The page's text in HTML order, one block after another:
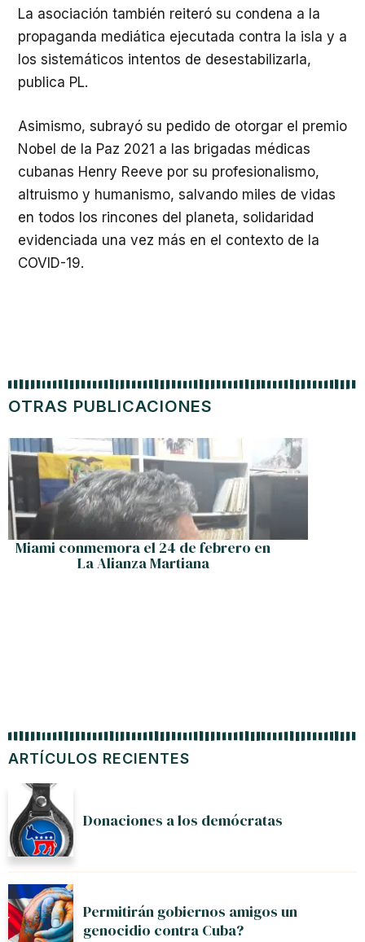
La asociación también reiteró su condena a la
propaganda mediática ejecutada contra la isla y a
los sistemáticos intentos de desestabilizarla,
publica PL.
Asimismo, subrayó su pedido de otorgar el premio
Nobel de la Paz 2021 a las brigadas médicas
cubanas Henry Reeve por su profesionalismo,
altruismo y humanismo, salvando miles de vidas
en todos los rincones del planeta, solidaridad
evidenciada una vez más en el contexto de la
COVID-19.
ARTÍCULOS RECIENTES
Donaciones a los demócratas
Permitirán gobiernos amigos un
genocidio contra Cuba?
OTRAS PUBLICACIONES
Miami conmemora el 24 de febrero en
La Alianza Martiana